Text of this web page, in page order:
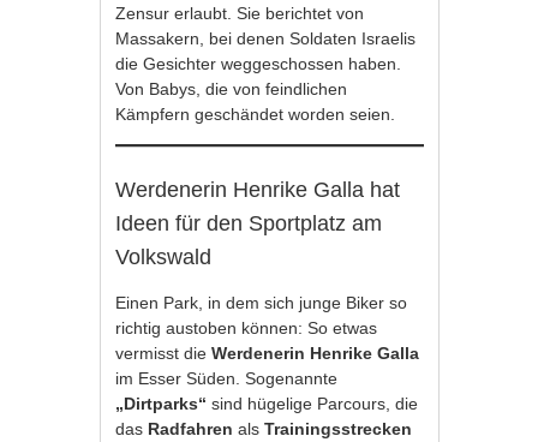
Zensur erlaubt. Sie berichtet von
Massakern, bei denen Soldaten Israelis
die Gesichter weggeschossen haben.
Von Babys, die von feindlichen
Kämpfern geschändet worden seien.
Werdenerin Henrike Galla hat
Ideen für den Sportplatz am
Volkswald
Einen Park, in dem sich junge Biker so
richtig austoben können: So etwas
vermisst dieWerdenerin Henrike Galla
im Esser Süden. Sogenannte
„Dirtparks“ sind hügelige Parcours, die
das RadfahrenalsTrainingsstrecken